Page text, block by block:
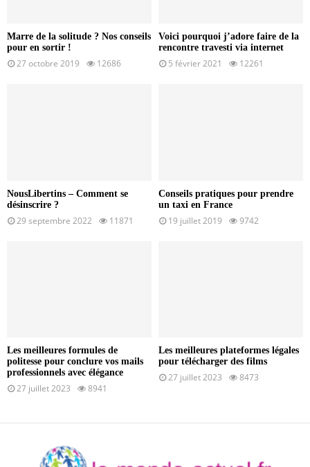
Marre de la solitude ? Nos conseils
pour en sortir !
27 octobre 2019 12686
Voici pourquoi j’adore faire de la
rencontre travesti via internet
5 février 2021 12261
NousLibertins – Comment se
désinscrire ?
29 septembre 2022 11871
Conseils pratiques pour prendre
un taxi en France
19 juillet 2019 9742
Les meilleures formules de
politesse pour conclure vos mails
professionnels avec élégance
27 juillet 2023 8941
Les meilleures plateformes légales
pour télécharger des films
27 juillet 2023 8473